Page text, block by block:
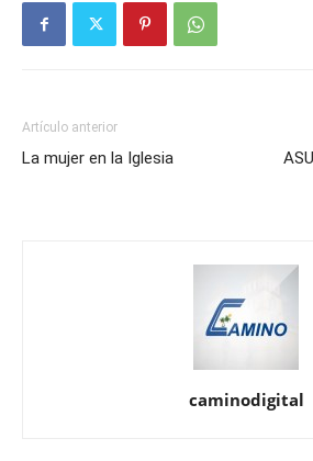
Artículo anterior
La mujer en la Iglesia
caminodigital